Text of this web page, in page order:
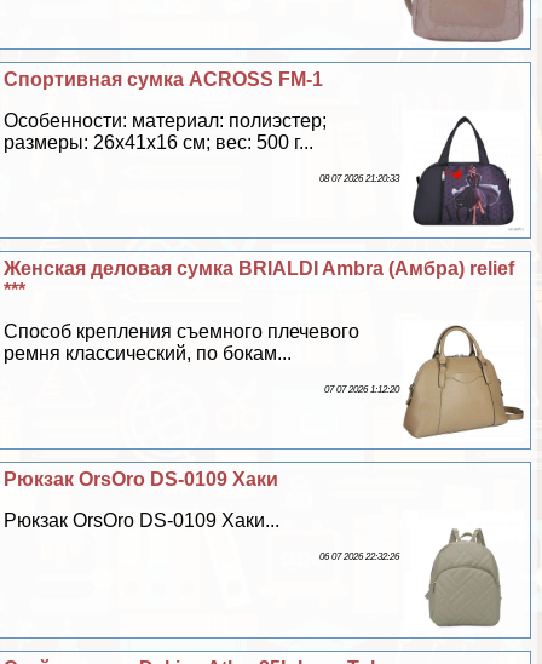
Спортивная сумка ACROSS FM-1
Особенности: материал: полиэстер;
размеры: 26х41х16 см; вес: 500 г...
08 07 2026 21:20:33
Женская деловая сумка BRIALDI Ambra (Амбра) relief
***
Способ крепления съемного плечевого
ремня классический, по бокам...
07 07 2026 1:12:20
Рюкзак OrsOro DS-0109 Хаки
Рюкзак OrsOro DS-0109 Хаки...
06 07 2026 22:32:26